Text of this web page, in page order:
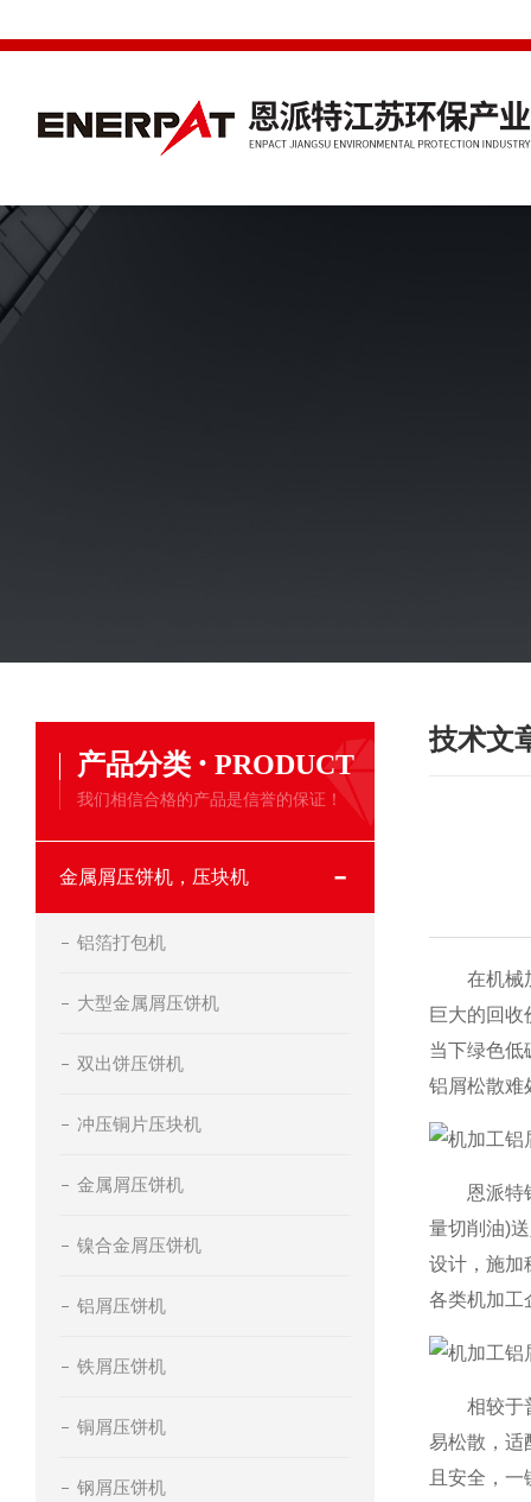
产品分类 · PRODUCT
我们相信合格的产品是信誉的保证！
金属屑压饼机，压块机
铝箔打包机
大型金属屑压饼机
双出饼压饼机
冲压铜片压块机
金属屑压饼机
镍合金屑压饼机
铝屑压饼机
铁屑压饼机
铜屑压饼机
钢屑压饼机
技术文
在机械加
巨大的回
当下绿色低
铝屑松散难
恩派特铝
量切削油)
设计，施加
各类机加工
相较于普
易松散，适
且安全，